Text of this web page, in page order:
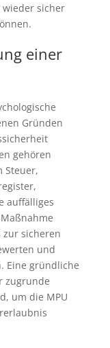
sicher
einer
Gründen
gehören
Steuer,
auffälliges
zur sicheren
und
Eine gründliche
zugrunde
um die MPU